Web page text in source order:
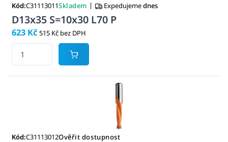
Kód:C31113011Skladem | Expedujemednes
D13x35 S=10x30 L70 P
623 Kč 515 Kč bez DPH
Kód:C31113012Ověřit dostupnost